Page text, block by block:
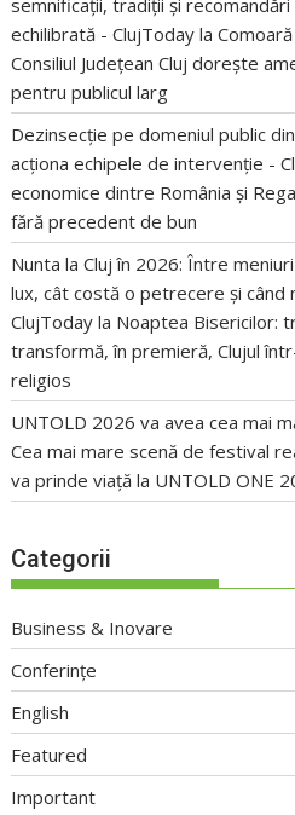
semnificații, tradiții și
echilibrată - ClujToday la
Consiliul Județean Cluj dorește
pentru publicul larg
Dezinsecție pe domeniul public
acționa echipele de intervenție -
economice dintre România și
fără precedent de bun
Nunta la Cluj în 2026: Între
lux, cât costă o petrecere și când
ClujToday la Noaptea Bisericilor:
transformă, în premieră, Clujul
religios
UNTOLD 2026 va avea cea mai
Cea mai mare scenă de festival
va prinde viață la UNTOLD ONE
Categorii
Business & Inovare
Conferințe
English
Featured
Important